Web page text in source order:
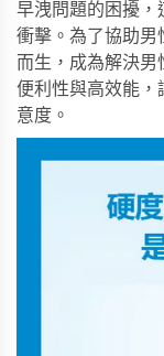
早洩問題的困擾，
衝擊。為了協助男
而生，成為解決男
便利性與高效能，
意度。